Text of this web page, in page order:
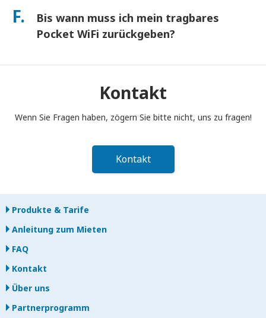
Ersatzgebühr an. Wenn etwas passiert, kontaktieren Sie uns
sofort – wir helfen Ihnen, verbunden zu bleiben.
F.
Bis wann muss ich mein tragbares
Pocket WiFi zurückgeben?
Postkasten einwerfen. Bei verspäteter Rückgabe werden
Ihnen Gebühren berechnet.Kontakt
Wenn Sie Fragen haben, zögern Sie bitte nicht, uns zu fragen!
Kontakt
Produkte & Tarife
Anleitung zum Mieten
FAQ
Kontakt
Über uns
Partnerprogramm